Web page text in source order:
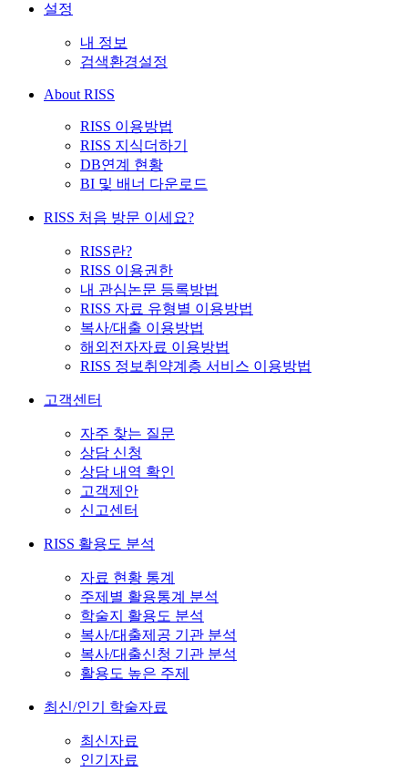
설정
내 정보
검색환경설정
About RISS
RISS 이용방법
RISS 지식더하기
DB연계 현황
BI 및 배너 다운로드
RISS 처음 방문 이세요?
RISS란?
RISS 이용권한
내 관심논문 등록방법
RISS 자료 유형별 이용방법
복사/대출 이용방법
해외전자자료 이용방법
RISS 정보취약계층 서비스 이용방법
고객센터
자주 찾는 질문
상담 신청
상담 내역 확인
고객제안
신고센터
RISS 활용도 분석
자료 현황 통계
주제별 활용통계 분석
학술지 활용도 분석
복사/대출제공 기관 분석
복사/대출신청 기관 분석
활용도 높은 주제
최신/인기 학술자료
최신자료
인기자료